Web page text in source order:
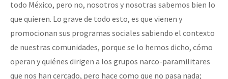
todo México, pero no, nosotros y nosotras sabemos bien lo
que quieren. Lo grave de todo esto, es que vienen y
promocionan sus programas sociales sabiendo el contexto
de nuestras comunidades, porque se lo hemos dicho, cómo
operan y quiénes dirigen a los grupos narco-paramilitares
que nos han cercado, pero hace como que no pasa nada;